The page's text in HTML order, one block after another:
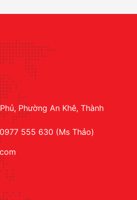
Phường An Khê, Thành
555 630 (Ms Thảo)